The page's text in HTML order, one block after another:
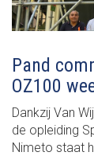
Pand
OZ100
Dankzij Van
de opleiding
Nimeto staat